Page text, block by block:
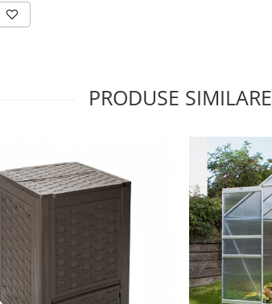
PRODUSE SIMILARE